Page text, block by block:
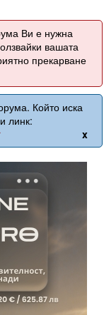
Ви е нужна
вашата
прекарване
Който иска
линк:
x